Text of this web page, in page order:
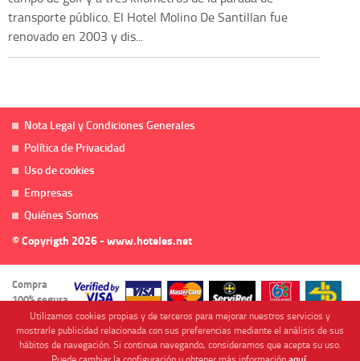
transporte público. El Hotel Molino De Santillan fue
renovado en 2003 y dis...
Nota Legal y Condiciones Generales
Política de Privacidad
Uso de cookies
Empresas
Quiénes Somos
© Copyrigth 2026 - www.hoteles.net
Compra
100% segura
Utilizamos cookies propias y de terceros para mejorar nuestros servicios y
mostrarle publicidad relacionada con sus preferencias mediante el análisis de sus
hábitos de navegación. Si continua navegando, consideramos que acepta su uso.